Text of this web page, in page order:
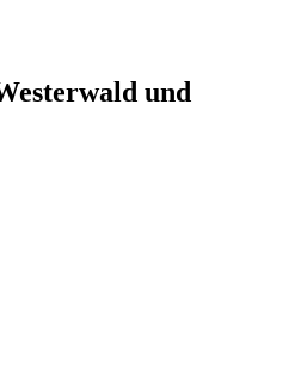
und